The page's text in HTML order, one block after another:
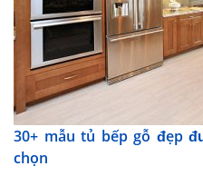
30+ mẫu tủ bếp gỗ đẹp
chọn